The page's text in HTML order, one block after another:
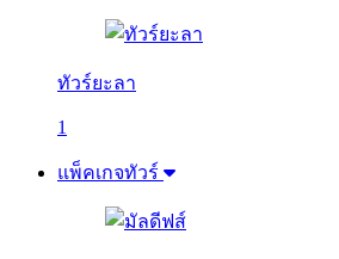
ทัวร์ยะลา
1
แพ็คเกจทัวร์